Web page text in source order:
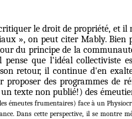
le droit de propriété, et il
», on peut citer Mably. Bien
du principe de la
que l'idéal collectiviste
retour, il continue d'en
des programmes de
texte non publié!) des
émeutes frumentaires) face à un
Dans cette perspective, il se montre